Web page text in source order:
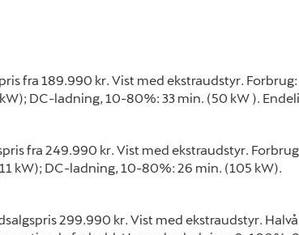
fra 189.990 kr. Vist med ekstraudstyr.
DC-ladning, 10-80%: 33 min. (50 kW ).
fra 249.990 kr. Vist med ekstraudstyr.
kW); DC-ladning, 10-80%: 26 min. (105 kW).
299.990 kr. Vist med ekstraudstyr.